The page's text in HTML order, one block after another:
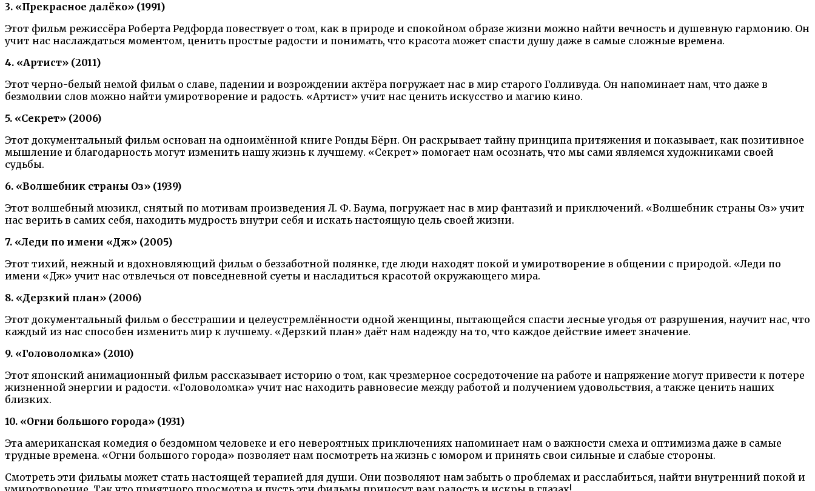
3. «Прекрасное далёко» (1991)
Этот фильм режиссёра Роберта Редфорда повествует о том, как в природе и спокойном образе жизни можно найти вечность и душевную гармонию. Он
учит нас наслаждаться моментом, ценить простые радости и понимать, что красота может спасти душу даже в самые сложные времена.
4. «Артист» (2011)
Этот черно-белый немой фильм о славе, падении и возрождении актёра погружает нас в мир старого Голливуда. Он напоминает нам, что даже в
безмолвии слов можно найти умиротворение и радость. «Артист» учит нас ценить искусство и магию кино.
5. «Секрет» (2006)
Этот документальный фильм основан на одноимённой книге Ронды Бёрн. Он раскрывает тайну принципа притяжения и показывает, как позитивное
мышление и благодарность могут изменить нашу жизнь к лучшему. «Секрет» помогает нам осознать, что мы сами являемся художниками своей
судьбы.
6. «Волшебник страны Оз» (1939)
Этот волшебный мюзикл, снятый по мотивам произведения Л. Ф. Баума, погружает нас в мир фантазий и приключений. «Волшебник страны Оз» учит
нас верить в самих себя, находить мудрость внутри себя и искать настоящую цель своей жизни.
7. «Леди по имени «Дж» (2005)
Этот тихий, нежный и вдохновляющий фильм о беззаботной полянке, где люди находят покой и умиротворение в общении с природой. «Леди по
имени «Дж» учит нас отвлечься от повседневной суеты и насладиться красотой окружающего мира.
8. «Дерзкий план» (2006)
Этот документальный фильм о бесстрашии и целеустремлённости одной женщины, пытающейся спасти лесные угодья от разрушения, научит нас, что
каждый из нас способен изменить мир к лучшему. «Дерзкий план» даёт нам надежду на то, что каждое действие имеет значение.
9. «Головоломка» (2010)
Этот японский анимационный фильм рассказывает историю о том, как чрезмерное сосредоточение на работе и напряжение могут привести к потере
жизненной энергии и радости. «Головоломка» учит нас находить равновесие между работой и получением удовольствия, а также ценить наших
близких.
10. «Огни большого города» (1931)
Эта американская комедия о бездомном человеке и его невероятных приключениях напоминает нам о важности смеха и оптимизма даже в самые
трудные времена. «Огни большого города» позволяет нам посмотреть на жизнь с юмором и принять свои сильные и слабые стороны.
Смотреть эти фильмы может стать настоящей терапией для души. Они позволяют нам забыть о проблемах и расслабиться, найти внутренний покой и